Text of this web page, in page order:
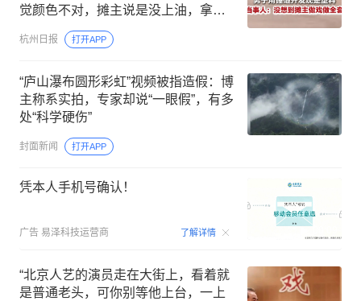
觉颜色不对，摊主说是没上油，拿回
去晒几天就好，没想到她做戏做全套
杭州日报 打开APP
“庐山瀑布圆形彩虹”视频被指造假：博
主称系实拍，专家却说“一眼假”，有多
处“科学硬伤”
封面新闻 打开APP
凭本人手机号确认！
广告 易泽科技运营商 了解详情
“北京人艺的演员走在大街上，看着就
是普通老头，可你别等他上台，一上